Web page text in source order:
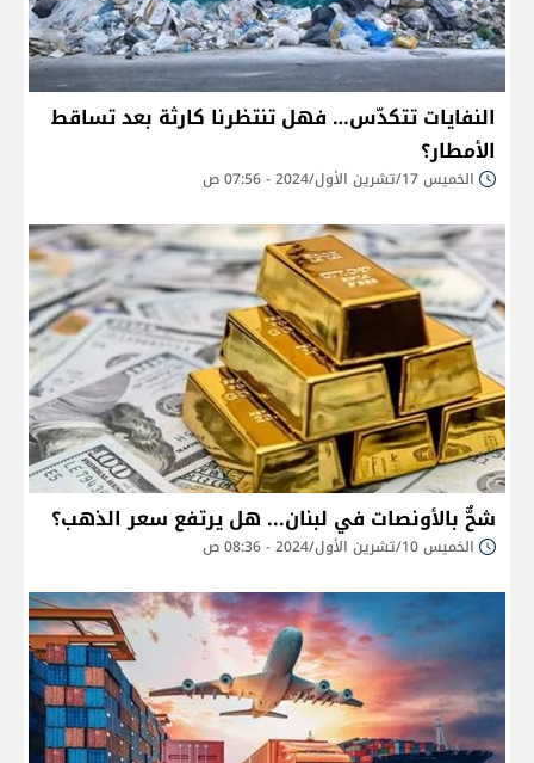
النفايات تتكدّس… فهل تنتظرنا كارثة بعد تساقط
الأمطار؟
الخميس 17/تشرين الأول/2024 - 07:56 ص
شحٌّ بالأونصات في لبنان... هل يرتفع سعر الذهب؟
الخميس 10/تشرين الأول/2024 - 08:36 ص